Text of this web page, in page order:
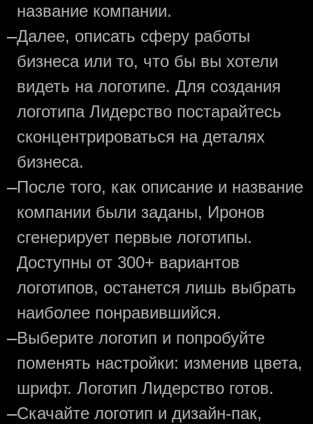
название компании.
—Далее, описать сферу работы
бизнеса или то, что бы вы хотели
видеть на логотипе. Для создания
логотипа Лидерство постарайтесь
сконцентрироваться на деталях
бизнеса.
—После того, как описание и название
компании были заданы, Иронов
сгенерирует первые логотипы.
Доступны от 300+ вариантов
логотипов, останется лишь выбрать
наиболее понравившийся.
—Выберите логотип и попробуйте
поменять настройки: изменив цвета,
шрифт. Логотип Лидерство готов.
—Скачайте логотип и дизайн-пак,